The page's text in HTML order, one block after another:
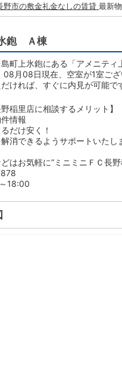
野市の敷金礼金なしの賃貸 最新
鉋 Ａ棟
町上氷鉋にある「アメニテ
08月08日現在、空室が1室ござ
ければ、すぐに内見が可能で
稲里店に相談するメリット】
情報
だけ安く！
消できるようサポートいたし
はお気軽に”ミニミニＦＣ長野
18:00